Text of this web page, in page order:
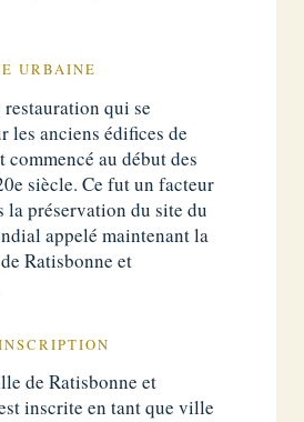
URBAINE
qui se
les anciens édifices de
commencé au début des
siècle. Ce fut un facteur
la préservation du site du
appelé maintenant la
Ratisbonne et
de Ratisbonne et
inscrite en tant que ville